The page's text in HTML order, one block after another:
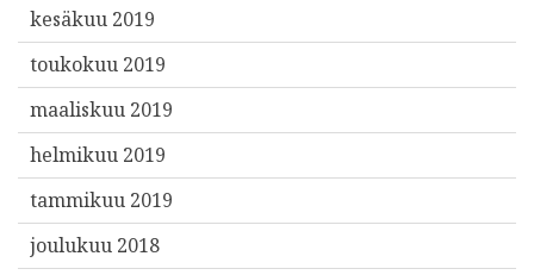
kesäkuu 2019
toukokuu 2019
maaliskuu 2019
helmikuu 2019
tammikuu 2019
joulukuu 2018